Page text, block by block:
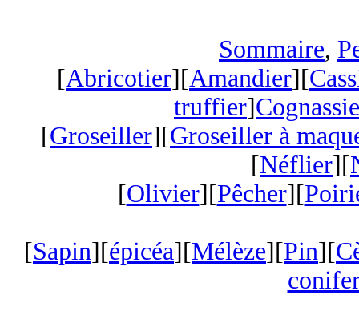
Sommaire,
[Abricotier][Amandier][
truffier]
[Groseiller][Groseiller à
[Néflier][
[Olivier][Pêcher][
[Sapin][épicéa][Mélèze][Pin][